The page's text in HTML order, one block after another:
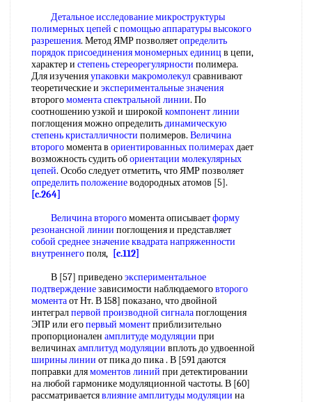
Детальное исследованиемикроструктуры
полимерных цепей спомощью аппаратурывысокого
разрешения. Метод ЯМР позволяетопределить
порядок присоединениямономерных единиц в цепи,
характер и степень стереорегулярности полимера.
Для изученияупаковки макромолекулсравнивают
теоретические и экспериментальные значения
второгомомента спектральной линии. По
соотношению узкой и широкой компонент линии
поглощения можно определитьдинамическую
степень кристалличности полимеров. Величина
второгомомента в ориентированных полимерахдает
возможность судить обориентации молекулярных
цепей. Особо следует отметить, что ЯМР позволяет
определить положениеводородных атомов [5].
[c.264]
Величина второгомомента описываетформу
резонансной линии поглощения и представляет
собой среднее значение квадратанапряженности
внутреннегополя, [c.112]
В [57] приведеноэкспериментальное
подтверждениезависимости наблюдаемоговторого
моментаот Нт. В 158] показано, что двойной
интегралпервой производной сигналапоглощения
ЭПР или егопервый моментприблизительно
пропорционален амплитуде модуляции при
величинахамплитуд модуляции вплоть до удвоенной
ширины линии от пика до пика . В [591 даются
поправки длямоментов линий при детектировании
на любой гармонике модуляционной частоты. В [60]
рассматриваетсявлияние амплитуды модуляции на